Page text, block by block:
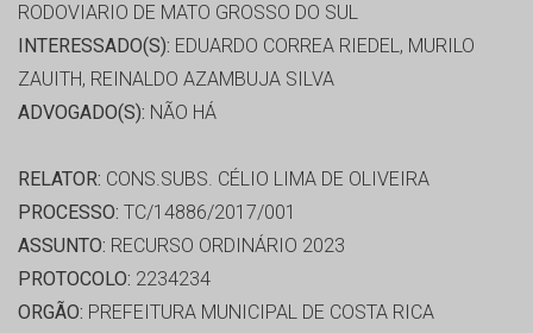
RODOVIARIO DE MATO GROSSO DO SUL
INTERESSADO(S): EDUARDO CORREA RIEDEL, MURILO
ZAUITH, REINALDO AZAMBUJA SILVA
ADVOGADO(S): NÃO HÁ
RELATOR: CONS.SUBS. CÉLIO LIMA DE OLIVEIRA
PROCESSO: TC/14886/2017/001
ASSUNTO: RECURSO ORDINÁRIO 2023
PROTOCOLO: 2234234
ORGÃO: PREFEITURA MUNICIPAL DE COSTA RICA